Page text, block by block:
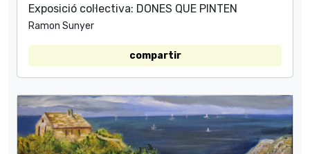
Exposició col·lectiva: DONES QUE PINTEN
Ramon Sunyer
compartir